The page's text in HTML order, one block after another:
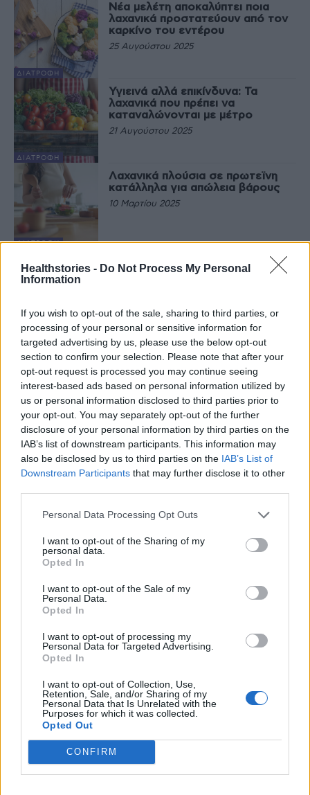
Healthstories - Do Not Process My Personal
Information
If you wish to opt-out of the sale, sharing to third parties, or
processing of your personal or sensitive information for
targeted advertising by us, please use the below opt-out
section to confirm your selection. Please note that after your
opt-out request is processed you may continue seeing
interest-based ads based on personal information utilized by
us or personal information disclosed to third parties prior to
your opt-out. You may separately opt-out of the further
disclosure of your personal information by third parties on the
IAB’s list of downstream participants. This information may
also be disclosed by us to third parties on the IAB’s List of
Downstream Participants that may further disclose it to other
Personal Data Processing Opt Outs
I want to opt-out of the Sharing of my
personal data.
Opted In
I want to opt-out of the Sale of my
Personal Data.
Opted In
I want to opt-out of processing my
Personal Data for Targeted Advertising.
Opted In
I want to opt-out of Collection, Use,
Retention, Sale, and/or Sharing of my
Personal Data that Is Unrelated with the
Purposes for which it was collected.
Opted Out
CONFIRM
ΔΙΑΤΡΟΦΉ
Νέα μελέτη αποκαλύπτει ποια
λαχανικά προστατεύουν από τον
καρκίνο του εντέρου
25 Αυγούστου 2025
ΔΙΑΤΡΟΦΉ
Υγιεινά αλλά επικίνδυνα: Τα
λαχανικά που πρέπει να
καταναλώνονται με μέτρο
21 Αυγούστου 2025
ΔΙΑΤΡΟΦΉ
Λαχανικά πλούσια σε πρωτεϊνη
κατάλληλα για απώλεια βάρους
10 Μαρτίου 2025
ΔΙΑΤΡΟΦΉ
Κρατήστε χαμηλά την αρτηριακή
πίεση με αυτά τα λαχανικά
ΔΙΑΤΡΟΦΉ
Προφλεγμονώδης Διατροφή: Τι
να προσέχετε, ακόμη και αν
τρώτε πολλά φρούτα και
λαχανικά
3 Οκτωβρίου 2024
Τι θα συμβεί στο σώμα σου, εαν
δεν τρως φρούτα και λαχανικά
24 Ιουνίου 2024
Τελευταία Νέα
λέτε σε έναν επισκέπτη
27 Φεβρουαρίου 2026
Πάνω από 100 μωρά έχουν
γεννηθεί μέσω εξωσωματικής, με
την υποστήριξη της Be-Live
27 Φεβρουαρίου 2026